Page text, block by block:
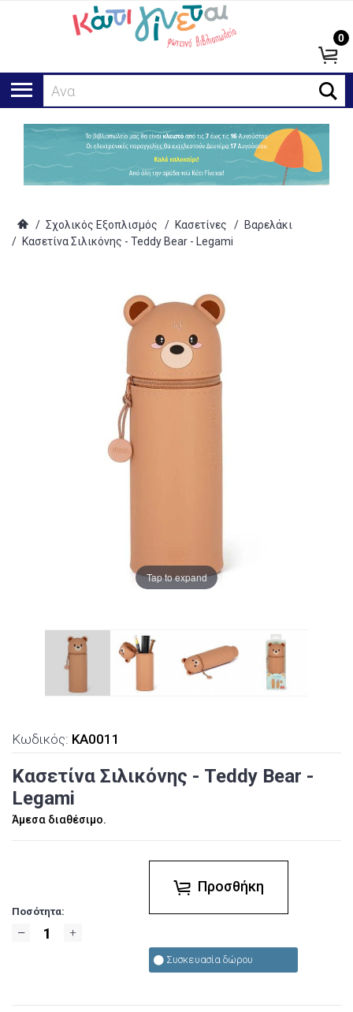
Αναζήτη
0
/ Σχολικός Εξοπλισμός / Κασετίνες / Βαρελάκι
/ Κασετίνα Σιλικόνης - Teddy Bear - Legami
Tap to expand
Κωδικός: KA0011
Κασετίνα Σιλικόνης - Teddy Bear -
Legami
Άμεσα διαθέσιμο.
Ποσότητα:
Προσθήκη
Συσκευασία δώρου